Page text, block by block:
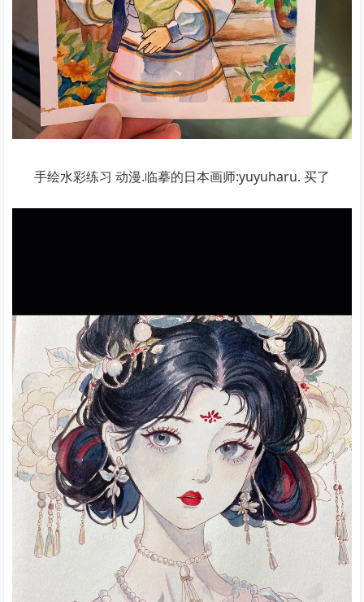
手绘水彩练习 动漫.临摹的日本画师:yuyuharu. 买了